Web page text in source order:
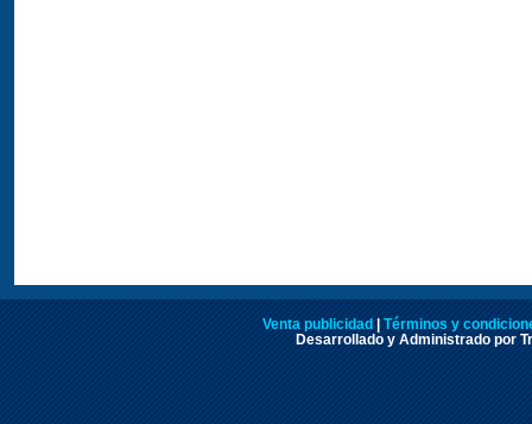
Venta publicidad
Términos y
Desarrollado y Administrado por